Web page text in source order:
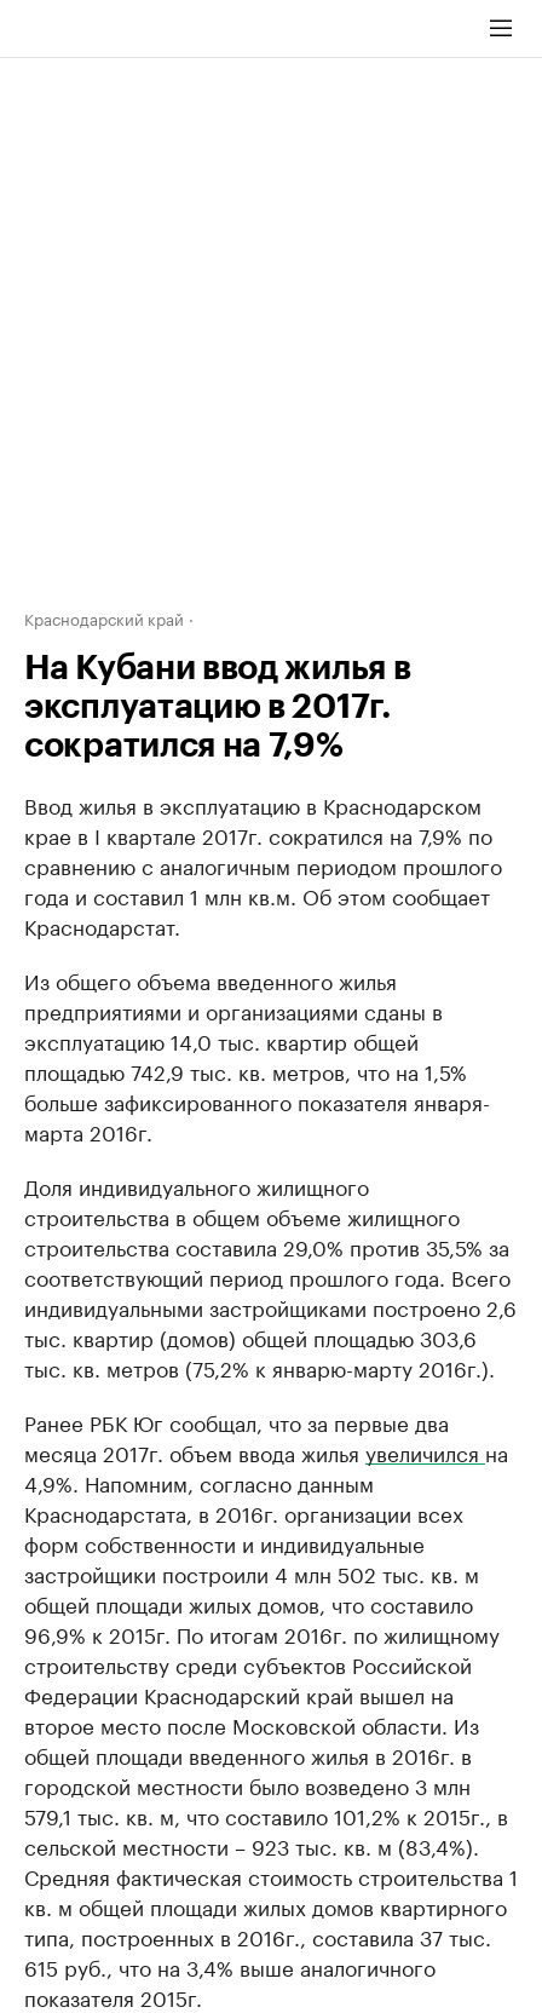
Краснодарский край
На Кубани ввод жилья в
эксплуатацию в 2017г.
сократился на 7,9%
Ввод жилья в эксплуатацию в Краснодарском
крае в I квартале 2017г. сократился на 7,9% по
сравнению с аналогичным периодом прошлого
года и составил 1 млн кв.м. Об этом сообщает
Краснодарстат.
Из общего объема введенного жилья
предприятиями и организациями сданы в
эксплуатацию 14,0 тыс. квартир общей
площадью 742,9 тыс. кв. метров, что на 1,5%
больше зафиксированного показателя января-
марта 2016г.
Доля индивидуального жилищного
строительства в общем объеме жилищного
строительства составила 29,0% против 35,5% за
соответствующий период прошлого года. Всего
индивидуальными застройщиками построено 2,6
тыс. квартир (домов) общей площадью 303,6
тыс. кв. метров (75,2% к январю-марту 2016г.).
Ранее РБК Юг сообщал, что за первые два
месяца 2017г. объем ввода жилья увеличился на
4,9%. Напомним, согласно данным
Краснодарстата, в 2016г. организации всех
форм собственности и индивидуальные
застройщики построили 4 млн 502 тыс. кв. м
общей площади жилых домов, что составило
96,9% к 2015г. По итогам 2016г. по жилищному
строительству среди субъектов Российской
Федерации Краснодарский край вышел на
второе место после Московской области. Из
общей площади введенного жилья в 2016г. в
городской местности было возведено 3 млн
579,1 тыс. кв. м, что составило 101,2% к 2015г., в
сельской местности – 923 тыс. кв. м (83,4%).
Средняя фактическая стоимость строительства 1
кв. м общей площади жилых домов квартирного
типа, построенных в 2016г., составила 37 тыс.
615 руб., что на 3,4% выше аналогичного
показателя 2015г.